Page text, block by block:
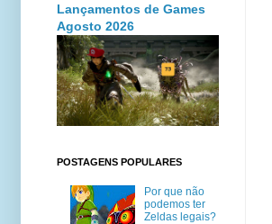
Lançamentos de Games
Agosto 2026
POSTAGENS POPULARES
Por que não
podemos ter
Zeldas legais?